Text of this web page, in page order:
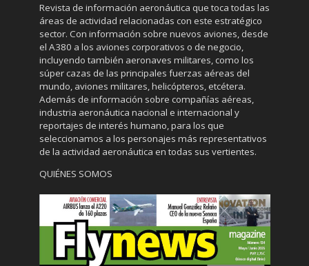
Revista de información aeronáutica que toca todas las
áreas de actividad relacionadas con este estratégico
sector. Con información sobre nuevos aviones, desde
el A380 a los aviones corporativos o de negocio,
incluyendo también aeronaves militares, como los
súper cazas de las principales fuerzas aéreas del
mundo, aviones militares, helicópteros, etcétera.
Además de información sobre compañías aéreas,
industria aeronáutica nacional e internacional y
reportajes de interés humano, para los que
seleccionamos a los personajes más representativos
de la actividad aeronáutica en todas sus vertientes.
QUIÉNES SOMOS